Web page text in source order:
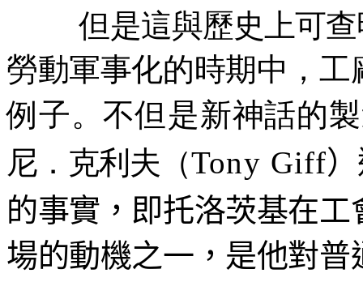
但是這與歷史上可
勞動軍事化的時期中，
例子。不但是新神話的
尼．克利夫（Tony Giff
的事實，即托洛茨基在
場的動機之一，是他對